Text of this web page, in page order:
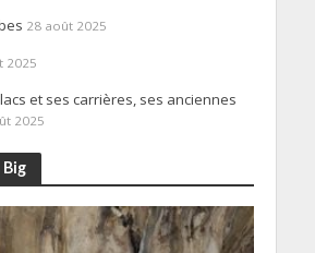
28 août 2025
2025
et ses carrières, ses anciennes
2025